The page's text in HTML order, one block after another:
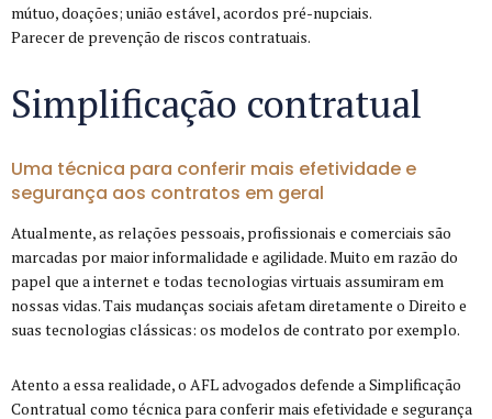
mútuo, doações; união estável, acordos pré-nupciais.
Parecer de prevenção de riscos contratuais.
Simplificação contratual
Uma técnica para conferir mais efetividade e
segurança aos contratos em geral
Atualmente, as relações pessoais, profissionais e comerciais são
marcadas por maior informalidade e agilidade. Muito em razão do
papel que a internet e todas tecnologias virtuais assumiram em
nossas vidas. Tais mudanças sociais afetam diretamente o Direito e
suas tecnologias clássicas: os modelos de contrato por exemplo.
Atento a essa realidade, o AFL advogados defende a Simplificação
Contratual como técnica para conferir mais efetividade e segurança